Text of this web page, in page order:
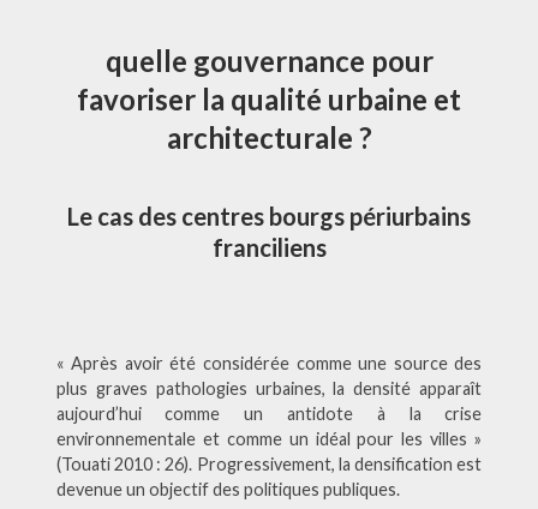
quelle gouvernance pour
favoriser la qualité urbaine et
architecturale ?
Le cas des centres bourgs périurbains
franciliens
« Après avoir été considérée comme une source des
plus graves pathologies urbaines, la densité apparaît
aujourd’hui comme un antidote à la crise
environnementale et comme un idéal pour les villes »
(Touati 2010 : 26). Progressivement, la densification est
devenue un objectif des politiques publiques.